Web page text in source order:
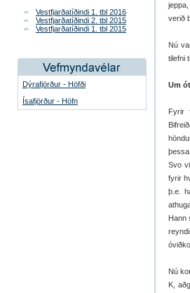
Vestfjarðatíðindi 1. tbl 2016
Vestfjarðatíðindi 2. tbl 2015
Vestfjarðatíðindi 1. tbl 2015
Dýrafjörður - Höfði
Ísafjörður - Höfn
verið
Nú
tilefni
Um
Fyrir
Svo
fyrir
þ.e.
Hann
Nú
K,